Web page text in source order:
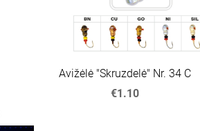
Avižėlė "Skruzdelė" Nr. 34 C
€1.10